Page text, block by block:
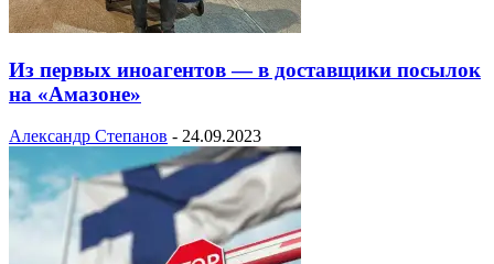
Из первых иноагентов — в доставщики посылок
на «Амазоне»
Александр Степанов - 24.09.2023